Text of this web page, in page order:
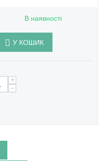
В наявності
У КОШИК
+
−